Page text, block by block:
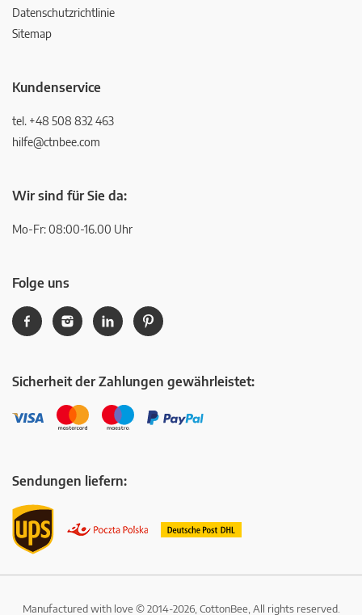
Datenschutzrichtlinie
Sitemap
Kundenservice
tel. +48 508 832 463
hilfe@ctnbee.com
Wir sind für Sie da:
Mo-Fr: 08:00-16.00 Uhr
Folge uns
Sicherheit der Zahlungen gewährleistet:
Sendungen liefern:
Manufactured with love © 2014-2026, CottonBee, All rights reserved.